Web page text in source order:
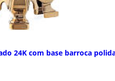
24K com base barroca